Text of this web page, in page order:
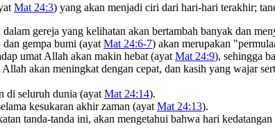
Mat 24:3) yang akan menjadi ciri dari hari-hari terakhir;
gereja yang kelihatan akan bertambah banyak dan
gempa bumi (ayat Mat 24:6-7) akan merupakan
umat Allah akan makin hebat (ayat Mat 24:9), sehingga
akan meningkat dengan cepat, dan kasih yang wajar
di seluruh dunia (ayat Mat 24:14).
kesukaran akhir zaman (ayat Mat 24:13).
tanda-tanda ini, akan mengetahui bahwa hari